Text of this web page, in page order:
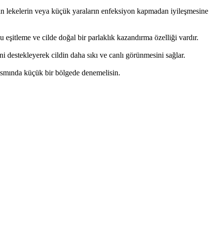
lekelerin veya küçük yaraların enfeksiyon kapmadan iyileşmesine
ve cilde doğal bir parlaklık kazandırma özelliği vardır.
destekleyerek cildin daha sıkı ve canlı görünmesini sağlar.
küçük bir bölgede denemelisin.